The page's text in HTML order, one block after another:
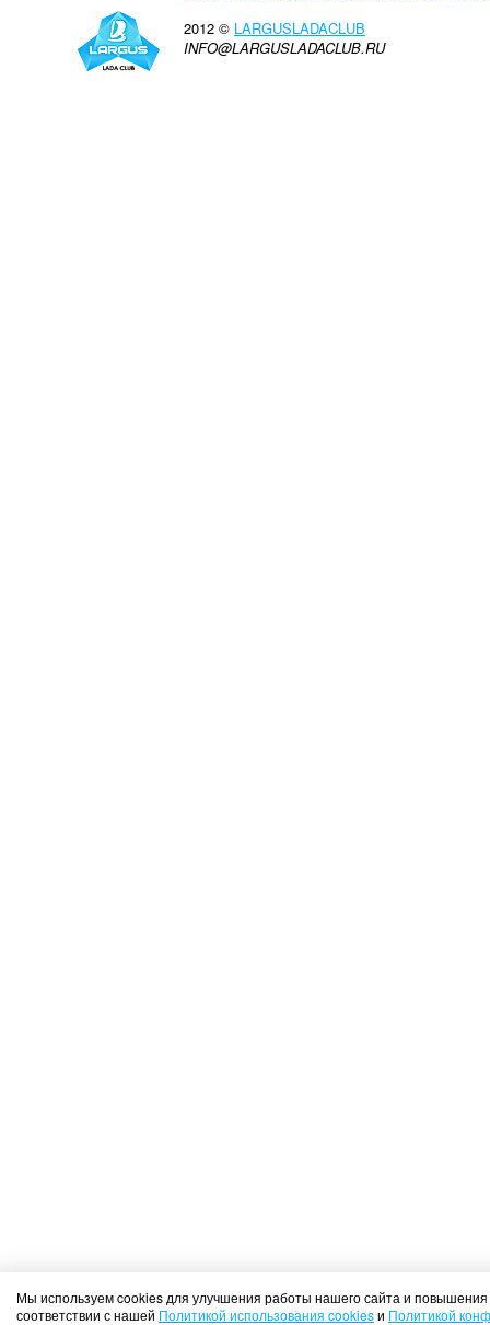
2012 © LARGUSLADACLUB
INFO@LARGUSLADACLUB.RU
Мы используем cookies для улучшения работы нашего сайта и
соответствии с нашей Политикой использования cookiesи Политикой